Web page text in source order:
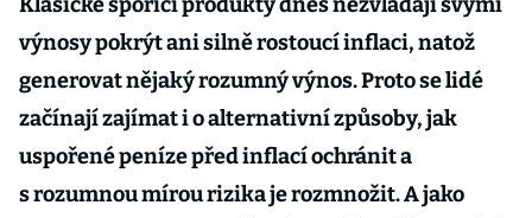
výnosy pokrýt ani silně rostoucí inflaci, natož
generovat nějaký rozumný výnos. Proto se lidé
začínají zajímat i o alternativní způsoby, jak
uspořené peníze před inflací ochránit a
s rozumnou mírou rizika je rozmnožit. A jako